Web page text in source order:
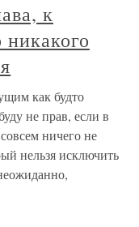
к
как будто
не прав, если в
ничего не
нельзя исключить